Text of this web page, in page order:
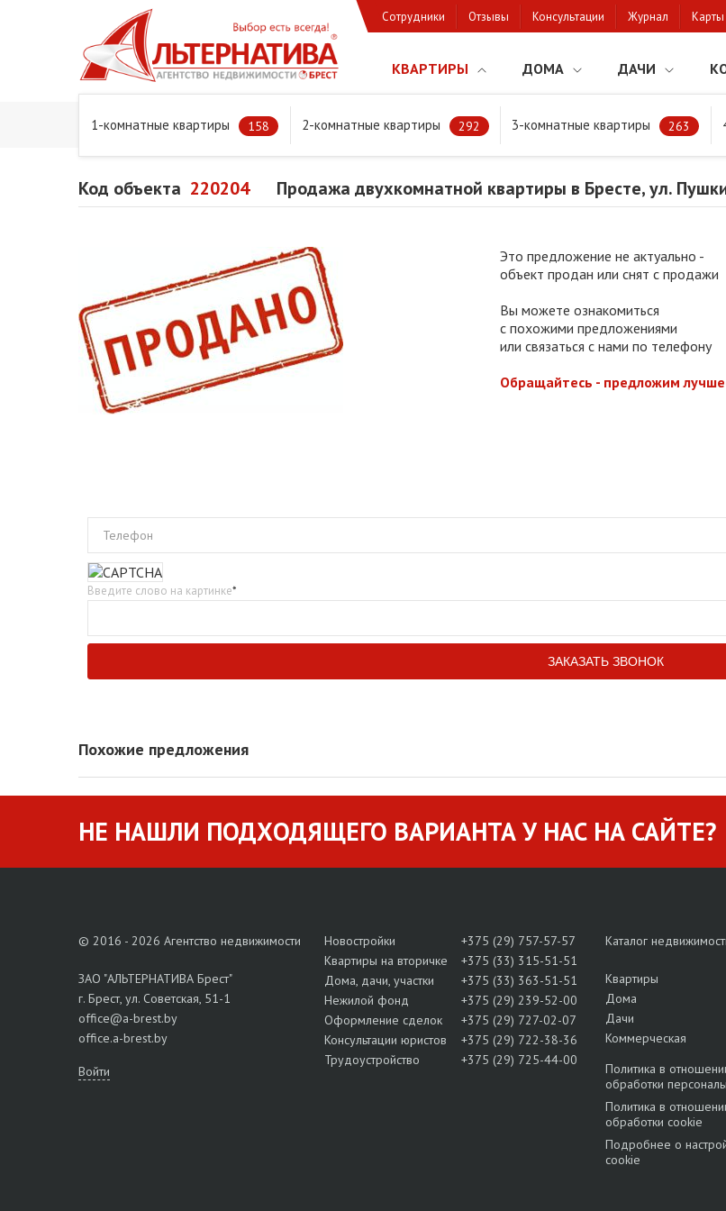
Сотрудники Отзывы Консультации Журнал Карты
КВАРТИРЫ ДОМА ДАЧИ
1-комнатные квартиры 158 2-комнатные квартиры 292 3-комнатные квартиры 263
Главная Предложения Квартиры Продажа двухкомнатной квартиры в Бресте, ул. Пушкинская
Код объекта 220204 Продажа двухкомнатной квартиры в Бресте, ул.
Это предложение не актуально -
объект продан или снят с продажи
Вы можете ознакомиться
с похожими предложениями
или связаться с нами по телефону
Обращайтесь - предложим
Телефон
Введите слово на картинке*
Похожие предложения
НЕ НАШЛИ ПОДХОДЯЩЕГО ВАРИАНТА У НАС НА САЙТЕ?
© 2016 - 2026 Агентство недвижимости
ЗАО "АЛЬТЕРНАТИВА Брест"
г. Брест, ул. Советская, 51-1
office@a-brest.by
office.a-brest.by
Войти
Новостройки
+375 (29) 757-57-57
Квартиры на вторичке
+375 (33) 315-51-51
Дома, дачи, участки
+375 (33) 363-51-51
Нежилой фонд
+375 (29) 239-52-00
Оформление сделок
+375 (29) 727-02-07
Консультации юристов
+375 (29) 722-38-36
Трудоустройство
+375 (29) 725-44-00
Каталог
Квартиры
Дома
Дачи
Коммерческая
Политика в
обработки
Политика в
обработки cookie
Подробнее о
cookie